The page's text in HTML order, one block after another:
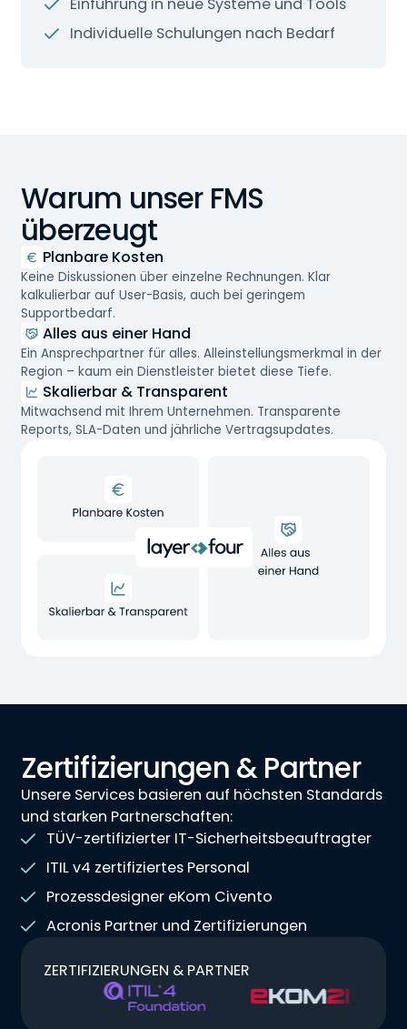
Einführung in neue Systeme und Tools
Individuelle Schulungen nach Bedarf
Warum unser FMS
überzeugt
Planbare Kosten
Keine Diskussionen über einzelne Rechnungen. Klar
kalkulierbar auf User-Basis, auch bei geringem
Supportbedarf.
Alles aus einer Hand
Ein Ansprechpartner für alles. Alleinstellungsmerkmal in der
Region – kaum ein Dienstleister bietet diese Tiefe.
Skalierbar & Transparent
Mitwachsend mit Ihrem Unternehmen. Transparente
Reports, SLA-Daten und jährliche Vertragsupdates.
Zertifizierungen & Partner
Unsere Services basieren auf höchsten Standards
und starken Partnerschaften:
TÜV-zertifizierter IT-Sicherheitsbeauftragter
ITIL v4 zertifiziertes Personal
Prozessdesigner eKom Civento
Acronis Partner und Zertifizierungen
ZERTIFIZIERUNGEN & PARTNER